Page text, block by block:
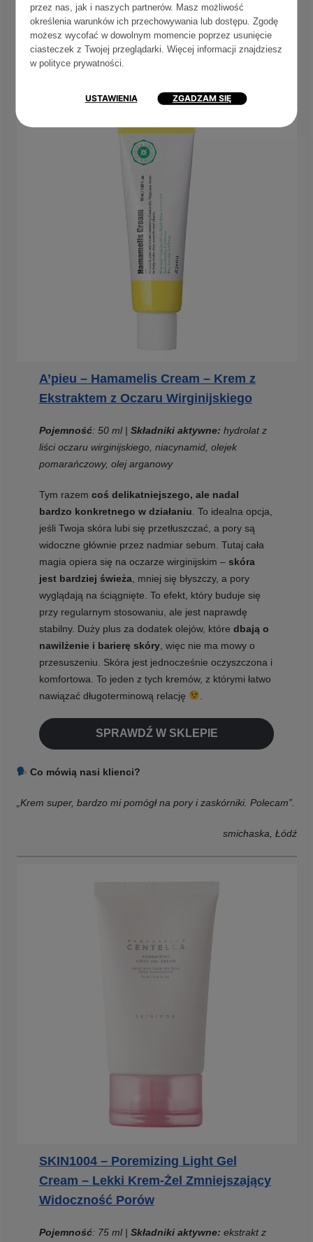
przez nas, jak i naszych partnerów. Masz możliwość
określenia warunków ich przechowywania lub dostępu. Zgodę
możesz wycofać w dowolnym momencie poprzez usunięcie
ciasteczek z Twojej przeglądarki. Więcej informacji znajdziesz
w polityce prywatności.
USTAWIENIA ZGADZAM SIĘ
dać szansę i sprawdzić, jak zadziała u Ciebie.
SPRAWDŹ W SKLEPIE
A’pieu – Hamamelis Cream – Krem z
Ekstraktem z Oczaru Wirginijskiego
Pojemność: 50 ml | Składniki aktywne: hydrolat z
liści oczaru wirginijskiego, niacynamid, olejek
pomarańczowy, olej arganowy
Tym razem coś delikatniejszego, ale nadal
bardzo konkretnego w działaniu . To idealna opcja,
jeśli Twoja skóra lubi się przetłuszczać, a pory są
widoczne głównie przez nadmiar sebum. Tutaj cała
magia opiera się na oczarze wirginijskim – skóra
jest bardziej świeża, mniej się błyszczy, a pory
wyglądają na ściągnięte. To efekt, który buduje się
przy regularnym stosowaniu, ale jest naprawdę
stabilny. Duży plus za dodatek olejów, które dbają o
nawilżenie i barierę skóry, więc nie ma mowy o
przesuszeniu. Skóra jest jednocześnie oczyszczona i
komfortowa. To jeden z tych kremów, z którymi łatwo
nawiązać długoterminową relację
SPRAWDŹ W SKLEPIE
Co mówią nasi klienci?
„Krem super, bardzo mi pomógł na pory i zaskórniki. Polecam”.
smichaska, Łódź
SKIN1004 – Poremizing Light Gel
Cream – Lekki Krem-Żel Zmniejszający
Widoczność Porów
Pojemność: 75 ml | Składniki aktywne: ekstrakt z